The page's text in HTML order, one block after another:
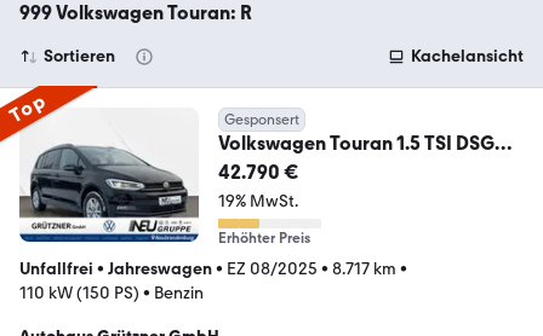
999 Volkswagen Touran: R
Sortieren Kachelansicht
Top Gesponsert
Volkswagen Touran 1.5 TSI DSG
Highline 7-Sitze RFK, MFL, AH
42.790 €
19% MwSt.
Erhöhter Preis
Unfallfrei • Jahreswagen• EZ 08/2025 • 8.717 km •
110 kW (150 PS) • Benzin